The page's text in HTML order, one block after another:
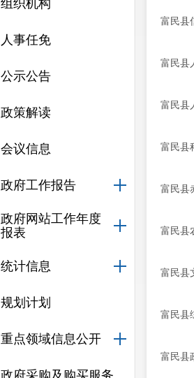
组织机构
人事任免
公示公告
政策解读
会议信息
政府工作报告
政府网站工作年度
报表
统计信息
规划计划
重点领域信息公开
政府采购及购买服务
富民县
富民县
富民县
富民县
富民县
富民县
富民县
富民县
富民县